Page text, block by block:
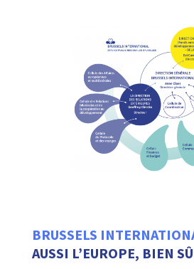
BRUSSELS
AUSSI L’EUROPE, BIEN